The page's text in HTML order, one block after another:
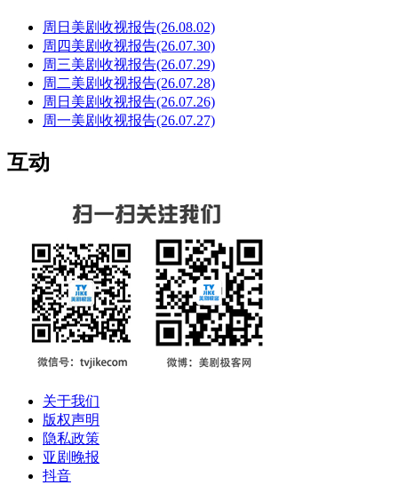
周日美剧收视报告(26.08.02)
周四美剧收视报告(26.07.30)
周三美剧收视报告(26.07.29)
周二美剧收视报告(26.07.28)
周日美剧收视报告(26.07.26)
周一美剧收视报告(26.07.27)
互动
关于我们
版权声明
隐私政策
亚剧晚报
抖音